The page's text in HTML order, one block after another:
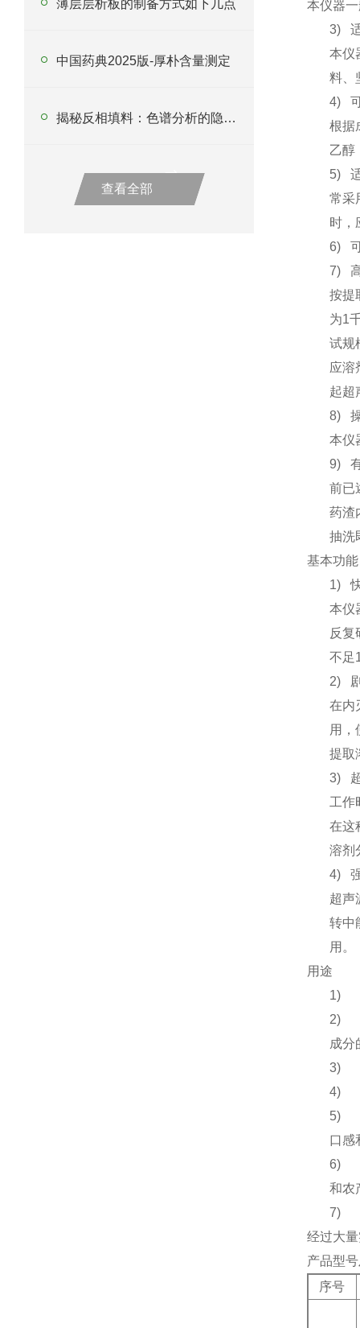
薄层层析板的制备方式如下几点
中国药典2025版-厚朴含量测定
揭秘反相填料：色谱分析的隐形产品
查看全部
本仪器
3)
本仪
料、
4)
根据
乙醇
5)
常采
时，
6)
7)
按提
为1
试规
应溶
起超
8)
本仪
9)
前已
药渣
抽洗
基本功能
1)
本仪
反复
不足
2)
在内
用，
提取
3)
工作
在这
溶剂
4)
超声
转中
用。
用途
1)
2)
成分
3)
4)
5)
口感
6)
和农
7)
经过大
产品型
序号